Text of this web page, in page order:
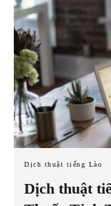
Dịch thuật tiếng Lào
Dịch thuật